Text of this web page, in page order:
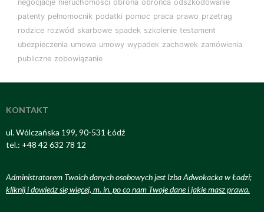
negocjacje nieruchomości obrona obrońca odszkodowanie
patenty pełnomocnik podatki pomoc praca prawo przetrag
rodzice rozwód skarbowe spadek szkolenie testament
ubezpieczenia umowa umowy wypadek zachowek zamówienia
publiczne zobowiązanie
KONTAKT
ul. Wólczańska 199, 90-531 Łódź
tel.: +48 42 632 78 12
Administratorem Twoich danych osobowych jest Izba Adwokacka w Łodzi;
kliknij i dowiedz się więcej, m. in. po co nam Twoje dane i jakie masz prawa.